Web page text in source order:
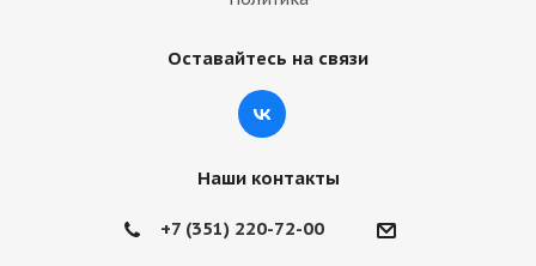
Оставайтесь на связи
Наши контакты
+7 (351) 220-72-00